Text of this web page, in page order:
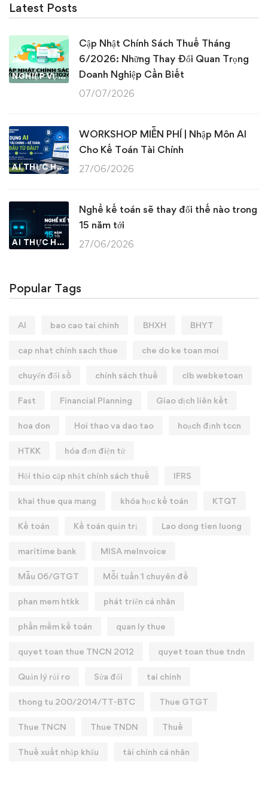
Latest Posts
NGHIỆP VỤ KẾ TOÁN & THUẾ
Cập Nhật Chính Sách Thuế Tháng
6/2026: Những Thay Đổi Quan Trọng
Doanh Nghiệp Cần Biết
07/07/2026
AI THỰC HÀNH
WORKSHOP MIỄN PHÍ | Nhập Môn AI
Cho Kế Toán Tài Chính
27/06/2026
AI THỰC HÀNH
Nghề kế toán sẽ thay đổi thế nào trong
15 năm tới
27/06/2026
Popular Tags
AI bao cao tai chinh BHXH BHYT
cap nhat chinh sach thue che do ke toan moi
chuyển đổi số chính sách thuế clb webketoan
Fast Financial Planning Giao dịch liên kết
hoa don Hoi thao va dao tao hoạch định tccn
HTKK hóa đơn điện tử
Hội thảo cập nhật chính sách thuế IFRS
khai thue qua mang khóa học kế toán KTQT
Kế toán Kế toán quản trị Lao dong tien luong
maritime bank MISA meInvoice
Mẫu 06/GTGT Mỗi tuần 1 chuyên đề
phan mem htkk phát triển cá nhân
phần mềm kế toán quan ly thue
quyet toan thue TNCN 2012 quyet toan thue tndn
Quản lý rủi ro Sửa đổi tai chinh
thong tu 200/2014/TT-BTC Thue GTGT
Thue TNCN Thue TNDN Thuế
Thuế xuất nhập khẩu tài chính cá nhân